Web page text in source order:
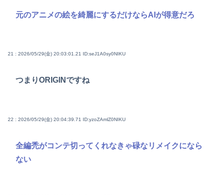
元のアニメの絵を綺麗にするだけならAIが得意だろ
21 : 2026/05/29(金) 20:03:01.21 ID:seJ1A0sy0NIKU
つまりORIGINですね
22 : 2026/05/29(金) 20:04:39.71 ID:yzoZAmlZ0NIKU
全編禿がコンテ切ってくれなきゃ碌なリメイクになら
ない